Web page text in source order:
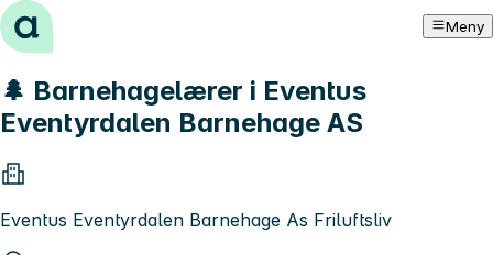
Hopp til innhold Meny
🌲 Barnehagelærer i Eventus
Eventyrdalen Barnehage AS
Eventus Eventyrdalen Barnehage As Friluftsliv